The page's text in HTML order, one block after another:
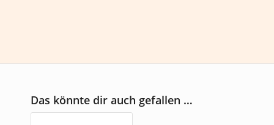
Das könnte dir auch gefallen …